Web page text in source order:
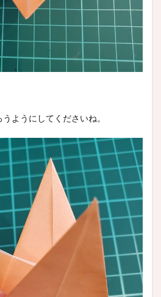
ようにしてくださいね。